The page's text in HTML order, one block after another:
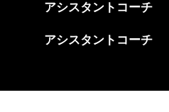
アシスタントコーチ
アシスタントコーチ